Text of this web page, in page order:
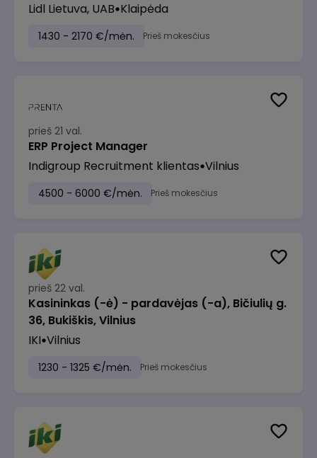
Lidl Lietuva, UAB Klaipėda
1430 - 2170 €/mėn. Prieš mokesčius
prieš 21 val.
ERP Project Manager
Indigroup Recruitment klientas Vilnius
4500 - 6000 €/mėn. Prieš mokesčius
prieš 22 val.
Kasininkas (-ė) - pardavėjas (-a), Bičiulių g.
36, Bukiškis, Vilnius
IKI Vilnius
1230 - 1325 €/mėn. Prieš mokesčius